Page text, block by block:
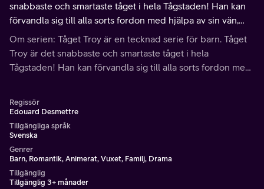
snabbaste och smartaste tåget i hela Tågstaden! Han kan
förvandla sig till alla sorts fordon med hjälpa av sin vän,
Teddy.
Om serien: Tåget Troy är en tecknad serie för barn. Tåget
Troy är det snabbaste och smartaste tåget i hela
Tågstaden! Han kan förvandla sig till alla sorts fordon med
Regissör
Edouard Desmettre
Tillgängliga språk
Svenska
Genrer
Barn, Romantik, Animerat, Vuxet, Familj, Drama
Tillgänglig
Tillgänglig 3+ månader